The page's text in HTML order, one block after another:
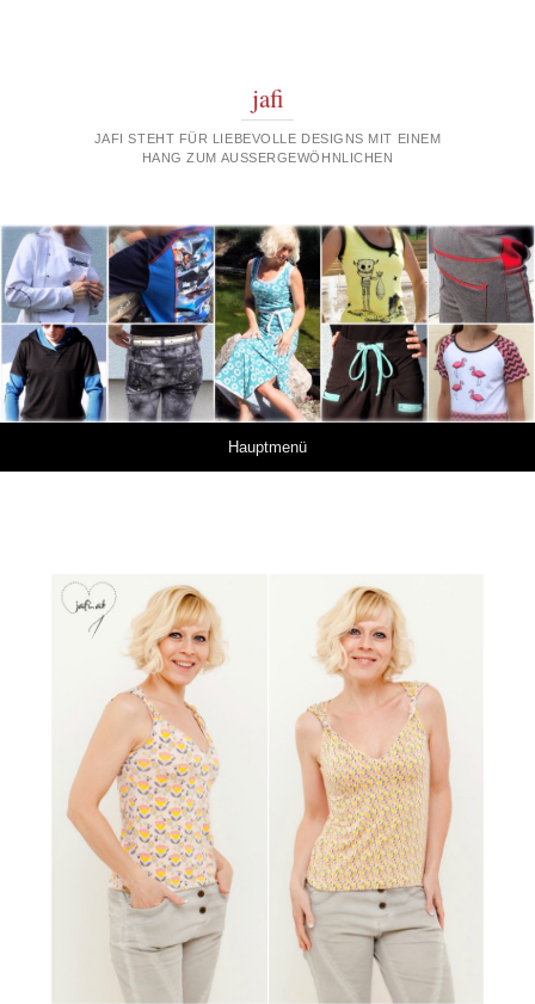
jafi
JAFI STEHT FÜR LIEBEVOLLE DESIGNS MIT EINEM
HANG ZUM AUSSERGEWÖHNLICHEN
Hauptmenü